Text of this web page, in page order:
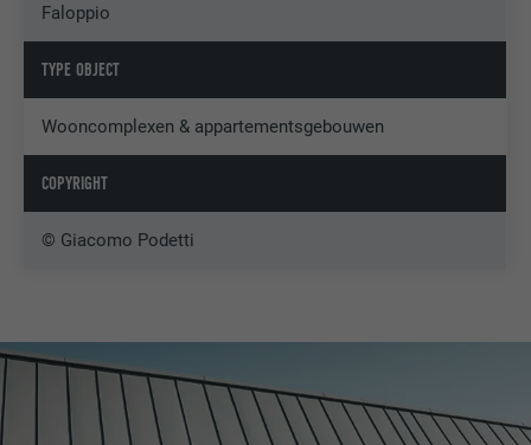
Faloppio
TYPE OBJECT
Wooncomplexen & appartementsgebouwen
COPYRIGHT
© Giacomo Podetti